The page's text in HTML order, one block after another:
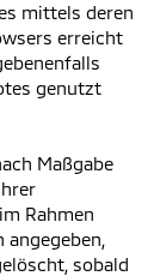
mittels deren
erreicht
genutzt
Maßgabe
Rahmen
angegeben,
sobald